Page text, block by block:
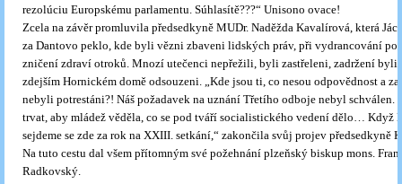
rezolúciu Europskému parlamentu. Súhlasítě???“ Unisono ovace!
Zcela na závěr promluvila předsedkyně MUDr. Naděžda Kavalírová, která
za Dantovo peklo, kde byli vězni zbaveni lidských práv, při vydrancování
zničení zdraví otroků. Mnozí utečenci nepřežili, byli zastřeleni, zadržení byli
zdejším Hornickém domě odsouzeni. „Kde jsou ti, co nesou odpovědnost a
nebyli potrestáni?! Náš požadavek na uznání Třetího odboje nebyl schválen.
trvat, aby mládež věděla, co se pod tváří socialistického vedení dělo… Když
sejdeme se zde za rok na XXIII. setkání,“ zakončila svůj projev předsedkyně
Na tuto cestu dal všem přítomným své požehnání plzeňský biskup mons.
Radkovský.